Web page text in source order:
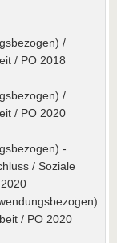
/
/ PO 2018
/
/ PO 2020
-
/ Soziale
/ PO 2020